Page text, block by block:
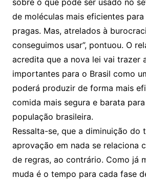
sobre o que pode ser usado no
de moléculas mais eficientes
pragas. Mas, atrelados à
conseguimos usar”, pontuou. O
acredita que a nova lei vai trazer
importantes para o Brasil como
poderá produzir de forma mais
comida mais segura e barata
população brasileira.
Ressalta-se, que a diminuição do
aprovação em nada se relaciona
de regras, ao contrário. Como já
muda é o tempo para cada fase